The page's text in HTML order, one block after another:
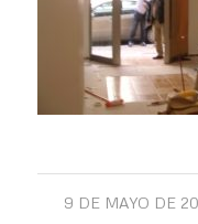
9 DE MAYO DE
/